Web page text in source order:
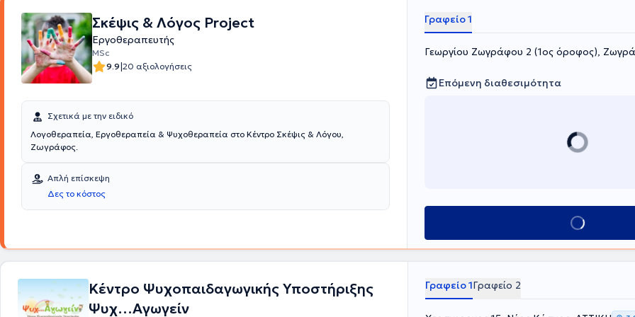
Σκέψις & Λόγος Project
Εργοθεραπευτής
MSc
9.9|20 αξιολογήσεις
Σχετικά με την ειδικό
Λογοθεραπεία, Εργοθεραπεία & Ψυχοθεραπεία στο Κέντρο Σκέψις & Λόγου,
Ζωγράφος.
Απλή επίσκεψη
Δες το κόστος
Γραφείο 1
Γεωργίου Ζωγράφου 2 (1ος όροφος),
Επόμενη διαθεσιμότητα
Κλείσε ραντεβού
Κέντρο Ψυχοπαιδαγωγικής Υποστήριξης
Ψυχ…Αγωγείν
Γραφείο 1Γραφείο 2